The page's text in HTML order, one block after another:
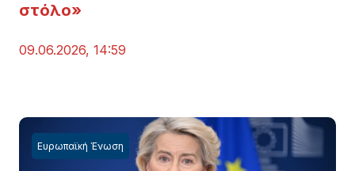
στόλο»
09.06.2026, 14:59
Ευρωπαϊκή Ένωση